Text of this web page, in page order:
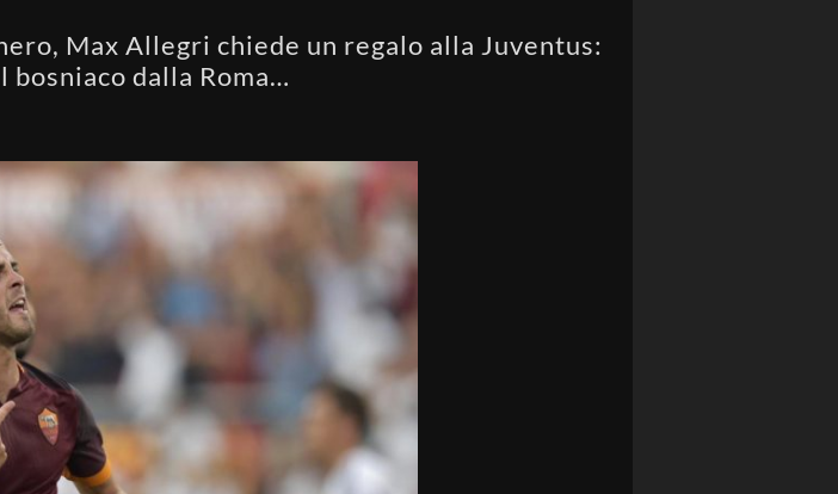
Max Allegri chiede un regalo alla Juventus:
bosniaco dalla Roma…